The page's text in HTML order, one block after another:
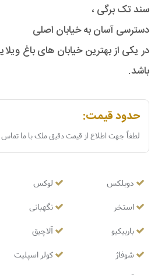
سند تک برگی ،
دسترسی آسان به خیابان اصلی
در یکی از بهترین خیابان های باغ
باشد.
حدود قیمت:
لطفاً جهت اطلاع از قیمت دقیق ملک با ما تماس
لوکس
دوبلکس
نگهبانی
استخر
آلاچیق
باربیکیو
کولر اسپلیت
شوفاژ